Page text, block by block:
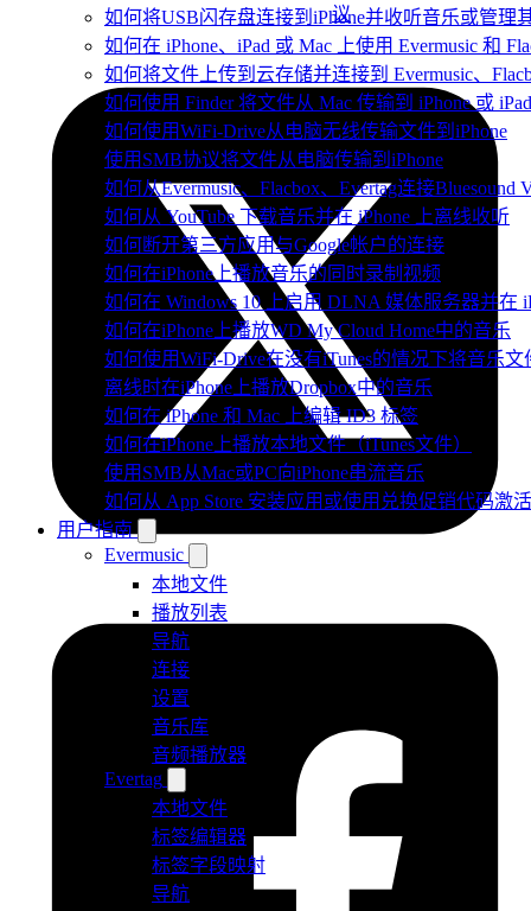
如何将USB闪存盘连接到iPhone并收听音乐或管理
如何在 iPhone、iPad 或 Mac 上使用 Evermusic 和
如何将文件上传到云存储并连接到 Evermusic、
如何使用 Finder 将文件从 Mac 传输到 iPhone 或 iPad
如何使用WiFi-Drive从电脑无线传输文件到iPhone
使用SMB协议将文件从电脑传输到iPhone
如何从Evermusic、Flacbox、Evertag连接
如何从 YouTube 下载音乐并在 iPhone 上离线收听
如何断开第三方应用与Google帐户的连接
如何在iPhone上播放音乐的同时录制视频
如何在 Windows 10 上启用 DLNA 媒体服务器并在
如何在iPhone上播放WD My Cloud Home中的音乐
如何使用WiFi-Drive在没有iTunes的情况下将音乐文
离线时在iPhone上播放Dropbox中的音乐
如何在 iPhone 和 Mac 上编辑 ID3 标签
如何在iPhone上播放本地文件（iTunes文件）
使用SMB从Mac或PC向iPhone串流音乐
如何从 App Store 安装应用或使用兑换促销代码激
用户指南
Evermusic
本地文件
播放列表
导航
连接
设置
音乐库
音频播放器
Evertag
本地文件
标签编辑器
标签字段映射
导航
议